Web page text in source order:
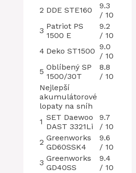
2 DDE STE160
9.3
/ 10
3 Patriot PS
1500 E
9.2
/ 10
4 Deko ST1500 9.0
/ 10
5 Oblíbený SP
1500/30T
8.8
/ 10
Nejlepší
akumulátorové
lopaty na sníh
1 SET Daewoo
DAST 3321Li
9.7
/ 10
2 Greenworks
GD60SSK4
9.6
/ 10
3 Greenworks
GD40SS
9.4
/ 10